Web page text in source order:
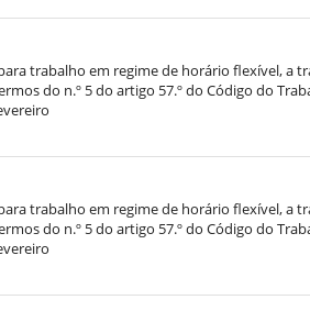
trabalho em regime de horário flexível, a
do n.º 5 do artigo 57.º do Código do
trabalho em regime de horário flexível, a
do n.º 5 do artigo 57.º do Código do